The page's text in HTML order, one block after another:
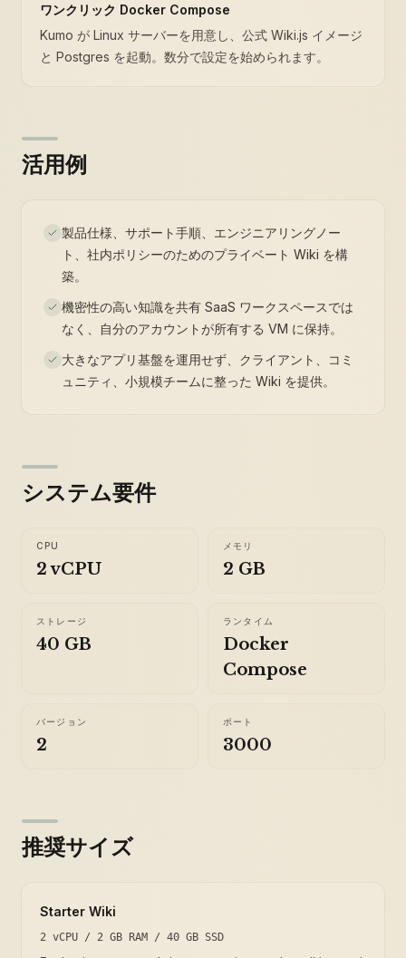
ワンクリック Docker Compose
Kumo が Linux サーバーを用意し、公式 Wiki.js イメージ
と Postgres を起動。数分で設定を始められます。
活用例
製品仕様、サポート手順、エンジニアリングノー
ト、社内ポリシーのためのプライベート Wiki を構
築。
機密性の高い知識を共有 SaaS ワークスペースでは
なく、自分のアカウントが所有する VM に保持。
大きなアプリ基盤を運用せず、クライアント、コミ
ュニティ、小規模チームに整った Wiki を提供。
システム要件
CPU
2 vCPU
メモリ
2 GB
ストレージ
40 GB
ランタイム
Docker
Compose
バージョン
2
ポート
3000
推奨サイズ
Starter Wiki
2 vCPU / 2 GB RAM / 40 GB SSD